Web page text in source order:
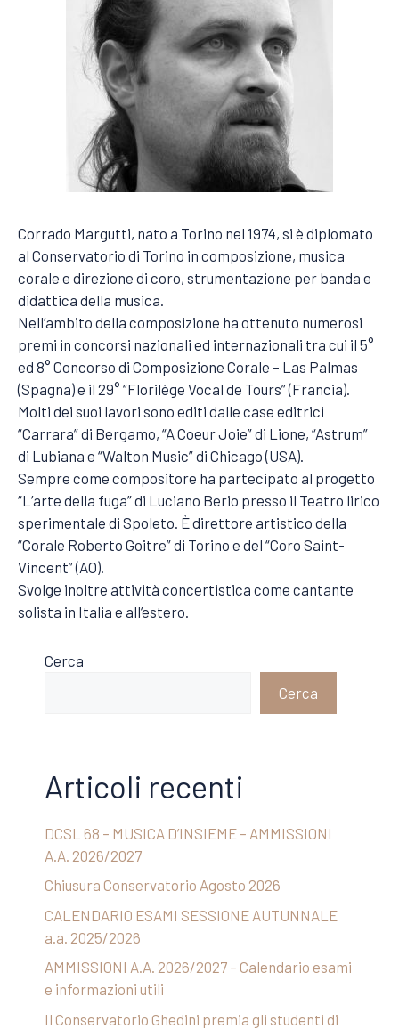
Corrado Margutti, nato a Torino nel 1974, si è diplomato
al Conservatorio di Torino in composizione, musica
corale e direzione di coro, strumentazione per banda e
didattica della musica.
Nell’ambito della composizione ha ottenuto numerosi
premi in concorsi nazionali ed internazionali tra cui il 5°
ed 8° Concorso di Composizione Corale – Las Palmas
(Spagna) e il 29° “Florilège Vocal de Tours” (Francia).
Molti dei suoi lavori sono editi dalle case editrici
“Carrara” di Bergamo, “A Coeur Joie” di Lione, “Astrum”
di Lubiana e “Walton Music” di Chicago (USA).
Sempre come compositore ha partecipato al progetto
“L’arte della fuga” di Luciano Berio presso il Teatro lirico
sperimentale di Spoleto. È direttore artistico della
“Corale Roberto Goitre” di Torino e del “Coro Saint-
Vincent” (AO).
Svolge inoltre attività concertistica come cantante
solista in Italia e all’estero.
Cerca
Cerca
Articoli recenti
DCSL 68 – MUSICA D’INSIEME – AMMISSIONI
A.A. 2026/2027
Chiusura Conservatorio Agosto 2026
CALENDARIO ESAMI SESSIONE AUTUNNALE
a.a. 2025/2026
AMMISSIONI A.A. 2026/2027 – Calendario esami
e informazioni utili
Il Conservatorio Ghedini premia gli studenti di